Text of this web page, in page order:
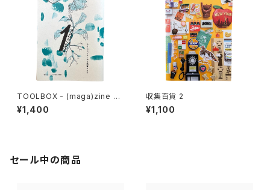
TOOLBOX - (maga)zine 雑
想 DIY実践思想録 1
¥1,400
収集百貨 2
¥1,100
セール中の商品